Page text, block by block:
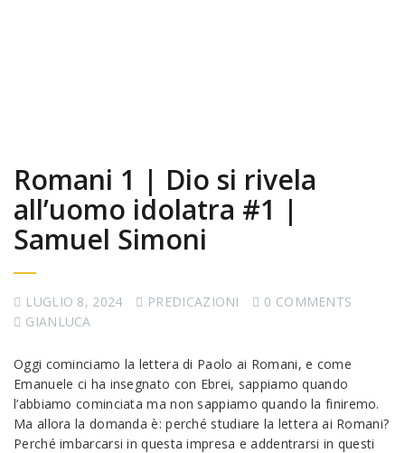
Romani 1 | Dio si rivela
all’uomo idolatra #1 |
Samuel Simoni
LUGLIO 8, 2024 PREDICAZIONI
0 COMMENTS
GIANLUCA
Oggi cominciamo la lettera di Paolo ai Romani, e come
Emanuele ci ha insegnato con Ebrei, sappiamo quando
l’abbiamo cominciata ma non sappiamo quando la finiremo.
Ma allora la domanda è: perché studiare la lettera ai Romani?
Perché imbarcarsi in questa impresa e addentrarsi in questi